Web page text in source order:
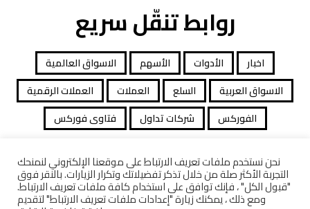
روابط تنقّل سريع
اخبار الأدوات الأسهم
الاسواق العالمية
الاسواق العربية
السلع العملات
العملات الرقمية
الفوركس
شركات تداول فتاوى فوركس
جميع الحقوق محفوظة توصيات التداول © 2026
افصاح المخاطرة معاملات قانونية كاشف الشركات
نحن نستخدم ملفات تعريف الارتباط على موقعنا الإلكتروني لنمنحك
التجربة الأكثر صلة من خلال تذكر تفضيلاتك وتكرار الزيارات. بالنقر فوق
"قبول الكل" ، فإنك توافق على استخدام كافة ملفات تعريف الارتباط.
ومع ذلك ، يمكنك زيارة "إعدادات ملفات تعريف الارتباط" لتقديم